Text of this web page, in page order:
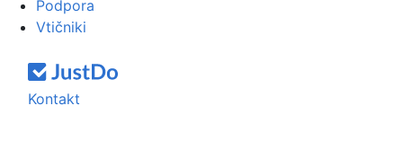
Podpora
Vtičniki
Kontakt